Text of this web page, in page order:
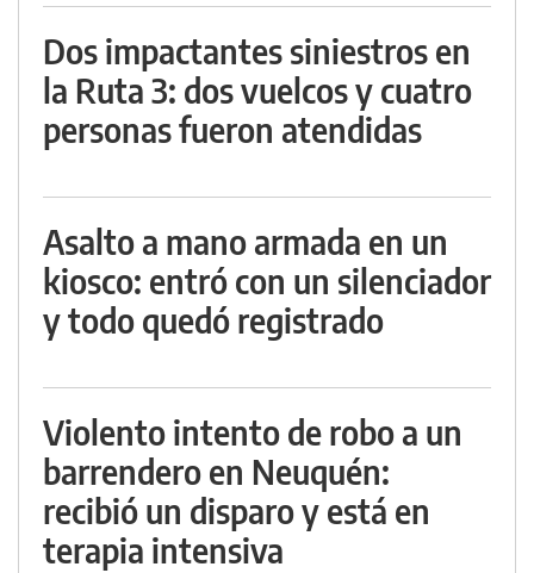
Dos impactantes siniestros en
la Ruta 3: dos vuelcos y cuatro
personas fueron atendidas
Asalto a mano armada en un
kiosco: entró con un silenciador
y todo quedó registrado
Violento intento de robo a un
barrendero en Neuquén:
recibió un disparo y está en
terapia intensiva